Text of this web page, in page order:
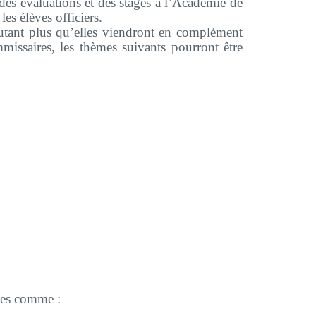
élèves officiers.
plus qu’elles viendront en complément
les thèmes suivants pourront être
comme :